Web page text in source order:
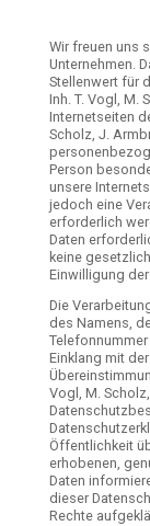
Wir freuen uns
Unternehmen.
Stellenwert für
Inh. T. Vogl, M.
Internetseiten
Scholz, J.
Person
unsere
jedoch eine
erforderlich
Daten
keine
Einwilligung
Die
des Namens,
Einklang mit
Vogl, M.
Öffentlichkeit
erhobenen,
Daten
dieser
Rechte